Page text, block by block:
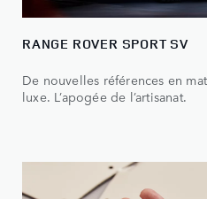
RANGE ROVER SPORT SV
De nouvelles références en
luxe. L’apogée de l’artisanat.